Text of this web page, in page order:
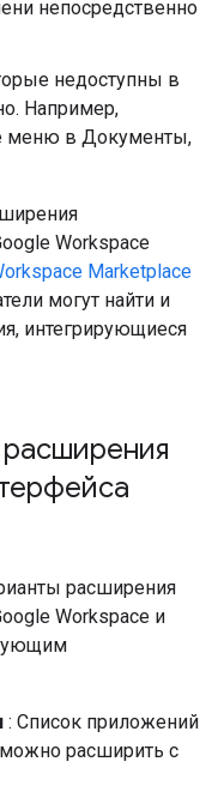
непосредственно
недоступны в
Например,
меню в Документы,
Workspace
Marketplace
могут найти и
интегрирующиеся
расширения
Workspace и
: Список приложений
расширить с